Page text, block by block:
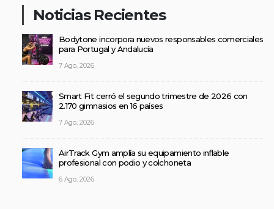
Noticias Recientes
Bodytone incorpora nuevos responsables comerciales
para Portugal y Andalucía
7 Ago, 2026
Smart Fit cerró el segundo trimestre de 2026 con
2.170 gimnasios en 16 países
7 Ago, 2026
AirTrack Gym amplía su equipamiento inflable
profesional con podio y colchoneta
6 Ago, 2026